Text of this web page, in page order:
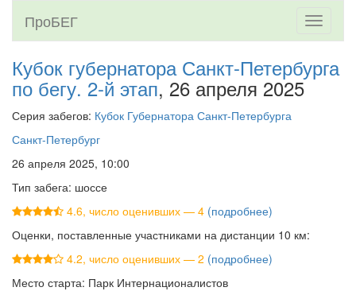
Toggle
ПроБЕГ
Кубок губернатора Санкт-Петербурга
по бегу. 2-й этап, 26 апреля 2025
Серия забегов: Кубок Губернатора Санкт-Петербурга
Санкт-Петербург
26 апреля 2025, 10:00
Тип забега: шоссе
4.6, число оценивших — 4 (подробнее)
Оценки, поставленные участниками на дистанции 10 км:
4.2, число оценивших — 2 (подробнее)
Место старта: Парк Интернационалистов